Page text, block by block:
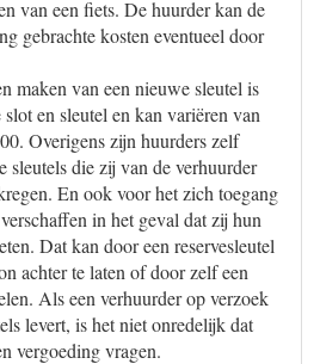
van een fiets. De huurder kan de
gebrachte kosten eventueel door
maken van een nieuwe sleutel is
en sleutel en kan variëren van
Overigens zijn huurders zelf
sleutels die zij van de verhuurder
En ook voor het zich toegang
in het geval dat zij hun
Dat kan door een reservesleutel
achter te laten of door zelf een
Als een verhuurder op verzoek
levert, is het niet onredelijk dat
vergoeding vragen.